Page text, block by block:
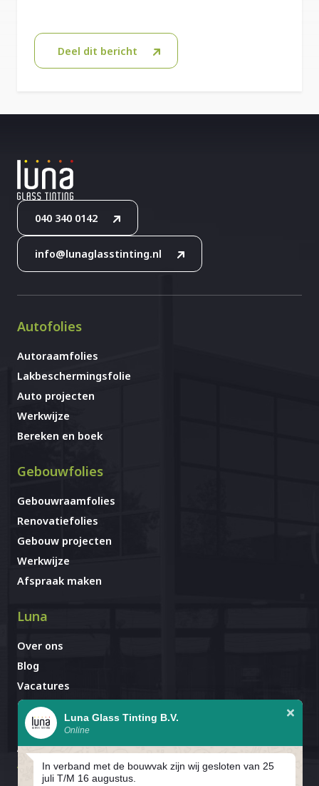
Deel dit bericht
040 340 0142
info@lunaglasstinting.nl
Afspraak al gemaakt?
Avignonlaan 67
5627 GA Eindhoven
Autofolies
Autoraamfolies
Lakbeschermingsfolie
Auto projecten
Werkwijze
Bereken en boek
Gebouwfolies
Gebouwraamfolies
Renovatiefolies
Gebouw projecten
Werkwijze
Afspraak maken
Luna
Over ons
Blog
Vacatures
Contact
Luna Glass Tinting B.V.
Online
In verband met de bouwvak zijn wij gesloten van 25
juli T/M 16 augustus.